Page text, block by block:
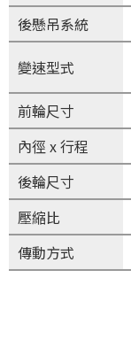
後懸吊系統
變速型式
前輪尺寸
內徑 x 行程
後輪尺寸
壓縮比
傳動方式